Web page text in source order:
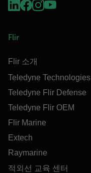
Flir
Flir 소개
Teledyne Technologies
Teledyne Flir Defense
Teledyne Flir OEM
Flir Marine
Extech
Raymarine
적외선 교육 센터